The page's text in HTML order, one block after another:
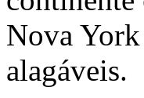
Nova York
alagáveis.